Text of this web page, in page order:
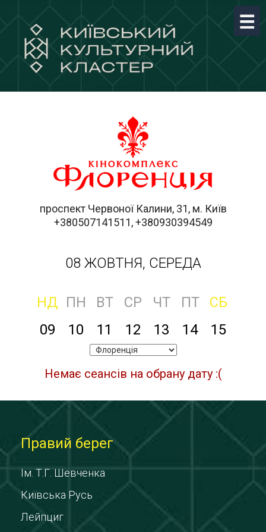
проспект Червоної Калини, 31, м. Київ
+380507141511, +380930394549
08 ЖОВТНЯ, СЕРЕДА
НД ПН ВТ СР ЧТ ПТ
СБ
09
10 11 12 13 14 15
Немає сеансів на обрану дату :(
Правий берег
Ім. Т.Г. Шевченка
Київська Русь
Лейпциг